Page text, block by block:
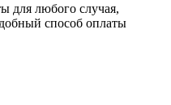
для любого случая,
способ оплаты